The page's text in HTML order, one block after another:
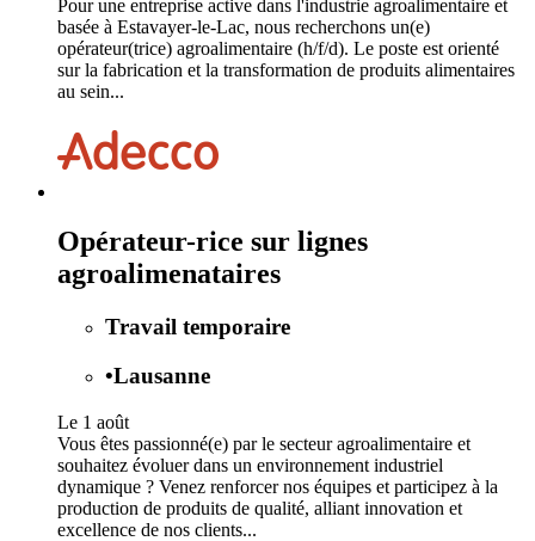
Pour une entreprise active dans l'industrie agroalimentaire et
basée à Estavayer-le-Lac, nous recherchons un(e)
opérateur(trice) agroalimentaire (h/f/d). Le poste est orienté
sur la fabrication et la transformation de produits alimentaires
au sein...
Opérateur-rice sur lignes
agroalimenataires
Travail temporaire
•Lausanne
Le 1 août
Vous êtes passionné(e) par le secteur agroalimentaire et
souhaitez évoluer dans un environnement industriel
dynamique ? Venez renforcer nos équipes et participez à la
production de produits de qualité, alliant innovation et
excellence de nos clients...